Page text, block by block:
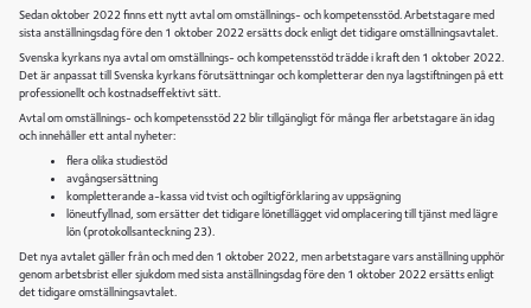
Sedan oktober 2022 finns ett nytt avtal om omställnings- och kompetensstöd. Arbetstagare med
sista anställningsdag före den 1 oktober 2022 ersätts dock enligt det tidigare omställningsavtalet.
Svenska kyrkans nya avtal om omställnings- och kompetensstöd trädde i kraft den 1 oktober 2022.
Det är anpassat till Svenska kyrkans förutsättningar och kompletterar den nya lagstiftningen på ett
professionellt och kostnadseffektivt sätt.
Avtal om omställnings- och kompetensstöd 22 blir tillgängligt för många fler arbetstagare än idag
och innehåller ett antal nyheter:
flera olika studiestöd
avgångsersättning
kompletterande a-kassa vid tvist och ogiltigförklaring av uppsägning
löneutfyllnad, som ersätter det tidigare lönetillägget vid omplacering till tjänst med lägre
lön (protokollsanteckning 23).
Det nya avtalet gäller från och med den 1 oktober 2022, men arbetstagare vars anställning upphör
genom arbetsbrist eller sjukdom med sista anställningsdag före den 1 oktober 2022 ersätts enligt
det tidigare omställningsavtalet.